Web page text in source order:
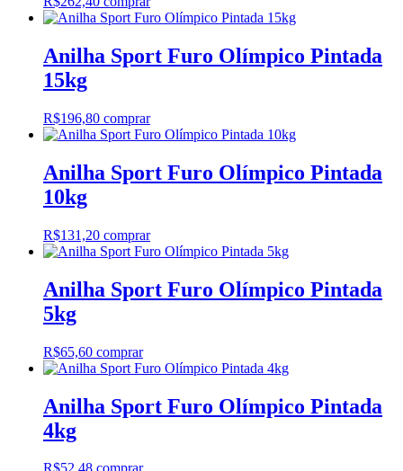
Anilha Sport Furo Olímpico Pintada
15kg
R$196,80 comprar
Anilha Sport Furo Olímpico Pintada
10kg
R$131,20 comprar
Anilha Sport Furo Olímpico Pintada
5kg
R$65,60 comprar
Anilha Sport Furo Olímpico Pintada
4kg